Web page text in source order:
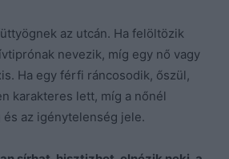
az utcán. Ha felöltözik
nevezik, míg egy nő vagy
Ha egy férfi ráncosodik, őszül,
karakteres lett, míg a nőnél
az igénytelenség jele.